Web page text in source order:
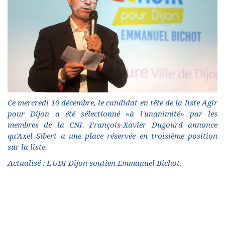
Ce mercredi 10 décembre, le candidat en tête de la liste Agir
pour Dijon a été sélectionné «à l'unanimité» par les
membres de la CNI. François-Xavier Dugourd annonce
qu'Axel Sibert a une place réservée en troisième position
sur la liste.
Actualisé : L'UDI Dijon soutien Emmanuel Bichot.